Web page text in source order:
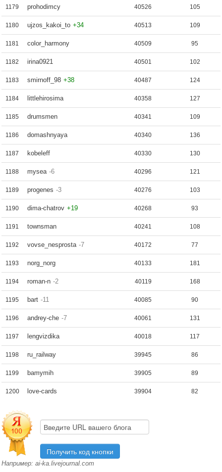
1179 prohodimcy 40526 105
1180 ujzos_kakoi_to +34 40513 109
1181 color_harmony 40509 95
1182 irina0921 40501 102
1183 smirnoff_98 +38 40487 124
1184 littlehirosima 40358 127
1185 drumsmen 40341 109
1186 domashnyaya 40340 136
1187 kobeleff 40330 130
1188 mysea -6 40296 121
1189 progenes -3 40276 103
1190 dima-chatrov +19 40268 93
1191 townsman 40241 108
1192 vovse_nesprosta -7 40172 77
1193 norg_norg 40133 181
1194 roman-n -2 40119 168
1195 bart -11 40085 90
1196 andrey-che -7 40061 131
1197 lengvizdika 40018 117
1198 ru_railway 39945 86
1199 bamymih 39905 89
1200 love-cards 39904 82
Например: ai-ka.livejournal.com